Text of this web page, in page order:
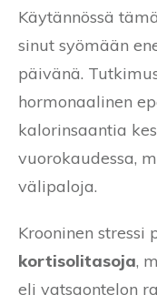
Käytännössä
sinut syömään
päivänä.
hormonaalinen
kalorinsaantia
vuorokaudessa,
välipaloja.
Krooninen stressi
kortisolitasoja,
eli vatsaontelon